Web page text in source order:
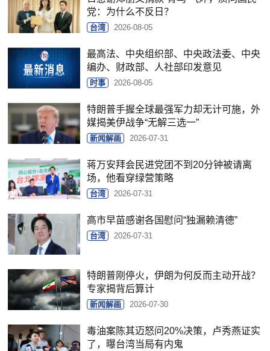
党：为什么不反日？
台湾 2026-08-05
最高法、中央组织部、中央政法委、中央
编办、财政部、人社部印发意见
时事 2026-08-05
特朗普手握全球最强军力却无计可施，外
媒揭美伊战争“无解三选一”
新闻解画 2026-07-31
蒋万安拜会民进党团不到20分钟被请离
场，他看穿绿营策略
台湾 2026-07-31
高市早苗感谢各国慰问“独漏赖清德”
台湾 2026-07-31
特朗普刚停火，伊朗为何反而主动开战？
专家揭背后算计
新闻解画 2026-07-30
毒油案陈其迈怒问20%决策，卢秀燕证实
了，曝台湾当局有内鬼